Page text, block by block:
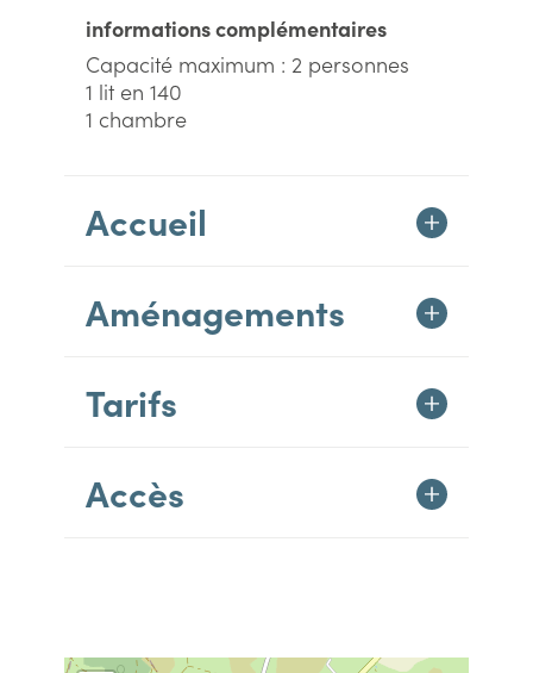
informations complémentaires
Capacité maximum : 2 personnes
1 lit en 140
1 chambre
Accueil
Aménagements
Tarifs
Accès